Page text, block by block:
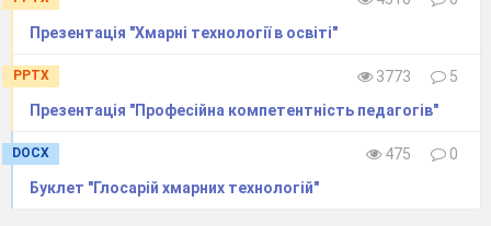
Презентація "Хмарні технології в освіті"
PPTX 3773
5
Презентація "Професійна компетентність педагогів"
DOCX 475
0
Буклет "Глосарій хмарних технологій"